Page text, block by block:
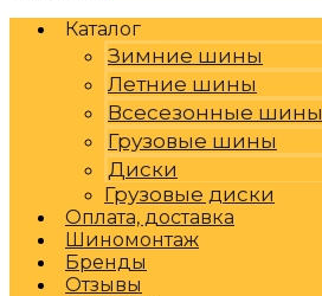
Каталог
Зимние шины
Летние шины
Всесезонные шины
Грузовые шины
Диски
Грузовые диски
Оплата, доставка
Шиномонтаж
Бренды
Отзывы